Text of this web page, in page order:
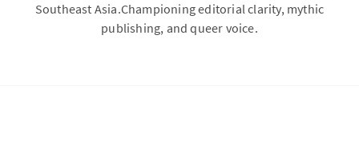
Southeast Asia.Championing editorial clarity, mythic
publishing, and queer voice.